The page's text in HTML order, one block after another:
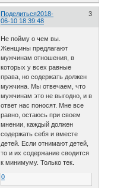
Поделиться 3
2018-
06-10 18:39:48
Не пойму о чем вы.
Женщины предлагают
мужчинам отношения, в
которых у всех равные
права, но содержать должен
мужчина. Мы отвечаем, что
мужчинам это не выгодно, и в
ответ нас поносят. Мне все
равно, остаюсь при своем
мнении, каждый должен
содержать себя и вместе
детей. Если отнимают детей,
то и их содержание сводится
к минимуму. Только тек.
0